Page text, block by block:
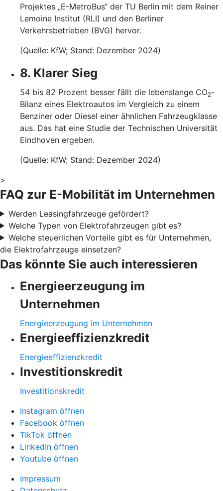
Projektes „E-MetroBus“ der TU Berlin mit dem Reiner
Lemoine Institut (RLI) und den Berliner
Verkehrsbetrieben (BVG) hervor.
(Quelle: KfW; Stand: Dezember 2024)
8. Klarer Sieg
54 bis 82 Prozent besser fällt die lebenslange CO2-
Bilanz eines Elektroautos im Vergleich zu einem
Benziner oder Diesel einer ähnlichen Fahrzeugklasse
aus. Das hat eine Studie der Technischen Universität
Eindhoven ergeben.
(Quelle: KfW; Stand: Dezember 2024)
>
FAQ zur E-Mobilität im Unternehmen
Werden Leasingfahrzeuge gefördert?
Welche Typen von Elektrofahrzeugen gibt es?
Welche steuerlichen Vorteile gibt es für Unternehmen,
die Elektrofahrzeuge einsetzen?
Das könnte Sie auch interessieren
Energieerzeugung im
Unternehmen
Energieerzeugung im Unternehmen
Energieeffizienzkredit
Energieeffizienzkredit
Investitionskredit
Investitionskredit
Instagram öffnen
Facebook öffnen
TikTok öffnen
LinkedIn öffnen
Youtube öffnen
Impressum